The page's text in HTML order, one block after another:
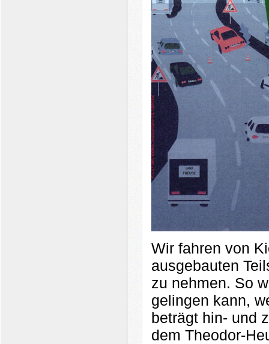
Wir fahren von
ausgebauten
zu nehmen. So
gelingen kann,
beträgt hin- und
dem Theodor-